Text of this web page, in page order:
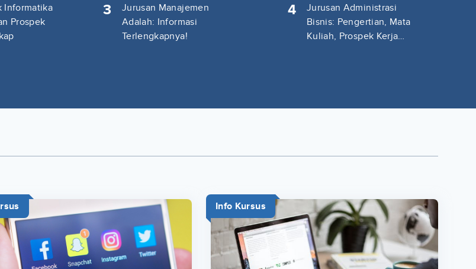
Informatika
Prospek
3
Jurusan Manajemen
Adalah: Informasi
Terlengkapnya!
4
Jurusan Administrasi
Bisnis: Pengertian, Mata
Kuliah, Prospek Kerja
Info Kursus